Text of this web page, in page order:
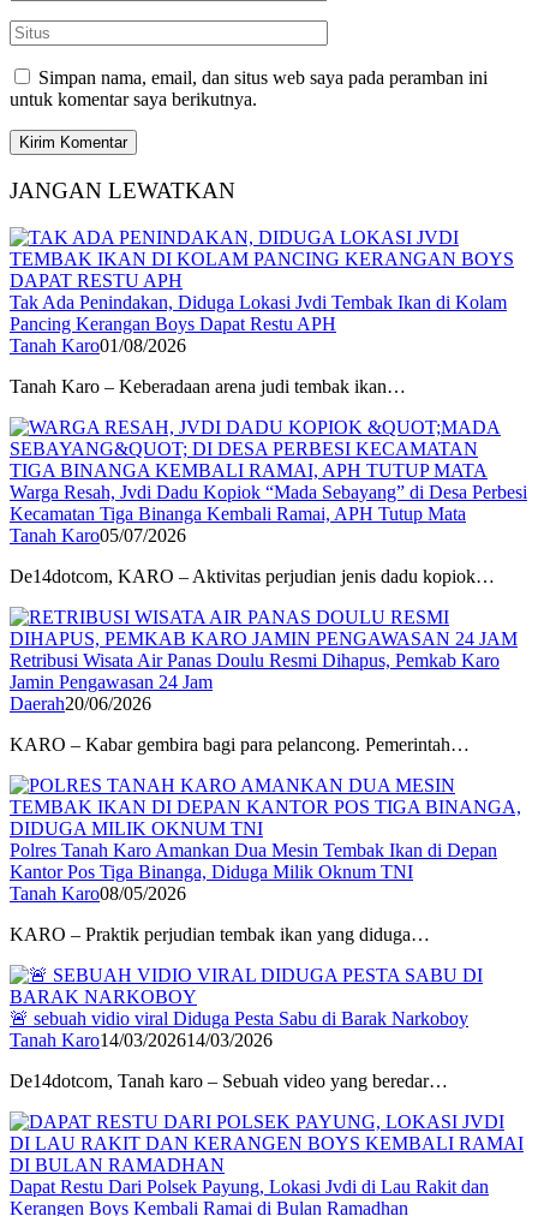
Simpan nama, email, dan situs web saya pada peramban ini
untuk komentar saya berikutnya.
JANGAN LEWATKAN
Tak Ada Penindakan, Diduga Lokasi Jvdi Tembak Ikan di Kolam
Pancing Kerangan Boys Dapat Restu APH
Tanah Karo01/08/2026
Tanah Karo – Keberadaan arena judi tembak ikan…
Warga Resah, Jvdi Dadu Kopiok “Mada Sebayang” di Desa Perbesi
Kecamatan Tiga Binanga Kembali Ramai, APH Tutup Mata
Tanah Karo05/07/2026
De14dotcom, KARO – Aktivitas perjudian jenis dadu kopiok…
Retribusi Wisata Air Panas Doulu Resmi Dihapus, Pemkab Karo
Jamin Pengawasan 24 Jam
Daerah20/06/2026
KARO – Kabar gembira bagi para pelancong. Pemerintah…
Polres Tanah Karo Amankan Dua Mesin Tembak Ikan di Depan
Kantor Pos Tiga Binanga, Diduga Milik Oknum TNI
Tanah Karo08/05/2026
KARO – Praktik perjudian tembak ikan yang diduga…
🚨 sebuah vidio viral Diduga Pesta Sabu di Barak Narkoboy
Tanah Karo14/03/202614/03/2026
De14dotcom, Tanah karo – Sebuah video yang beredar…
Dapat Restu Dari Polsek Payung, Lokasi Jvdi di Lau Rakit dan
Kerangen Boys Kembali Ramai di Bulan Ramadhan